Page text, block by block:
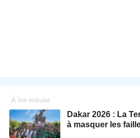
À lire ensuite
Dakar 2026 : La
à masquer les